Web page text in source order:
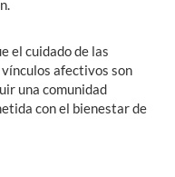
el cuidado de las
afectivos son
una comunidad
con el bienestar de